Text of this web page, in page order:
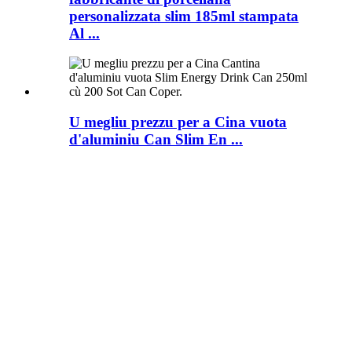
personalizzata slim 185ml stampata
Al ...
U megliu prezzu per a Cina vuota
d'aluminiu Can Slim En ...